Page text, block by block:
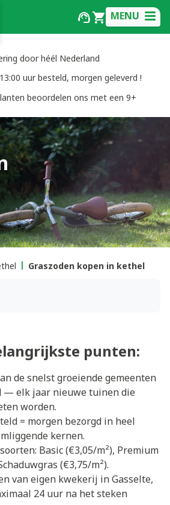
MENU
door héél Nederland
uur besteld, morgen geleverd !
beoordelen ons met een 9+
Graszoden kopen in kethel
punten:
de snelst groeiende gemeenten
— elk jaar nieuwe tuinen die
worden.
= morgen bezorgd in heel
kernen.
Basic (€3,05/m²), Premium
(€3,75/m²).
van eigen kwekerij in Gasselte,
24 uur na het steken